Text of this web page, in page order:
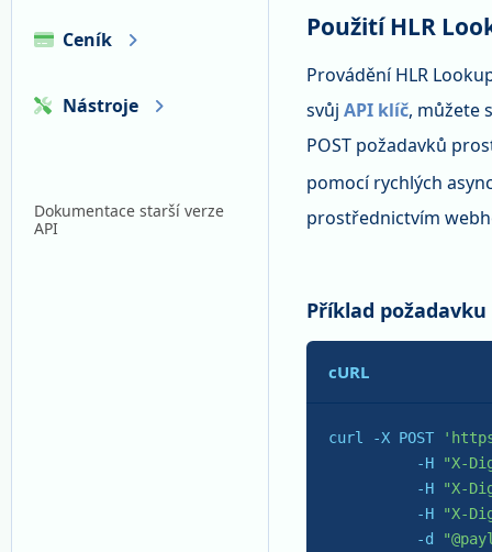
Ceník
Nástroje
Dokumentace starší verze
API
Použití HLR
Provádění HLR
svůj API klíč, můžete
POST požadavků
pomocí rychlých
prostřednictvím
Příklad požadavku
cURL
curl -X POST
          -H
"X-
          -H
"X-
          -H
"X-
-d